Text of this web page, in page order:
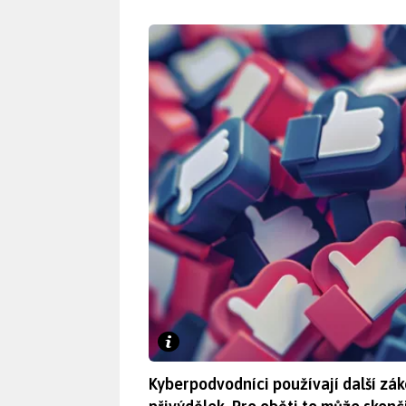
Kyberpodvodníci používají další